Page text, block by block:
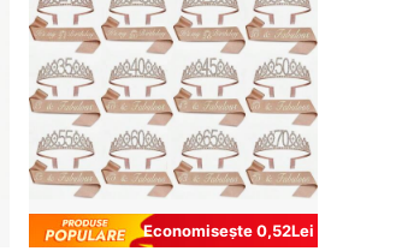
Economisește 0,52Lei